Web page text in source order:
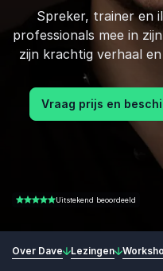
Spreker, trainer en
professionals mee in
zijn krachtig verhaal
Vraag prijs en
4.75 van 5 Uitstekend beoordeeld
Over Dave Lezingen